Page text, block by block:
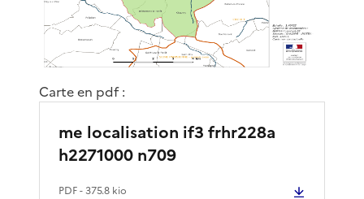
Carte en pdf :
me localisation if3 frhr228a
h2271000 n709
PDF- 375.8 kio